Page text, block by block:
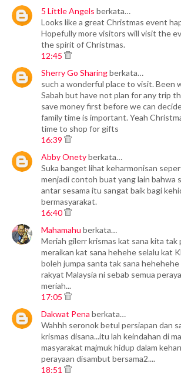
5 Little Angels berkata…
Looks like a great Christmas event
Hopefully more visitors will visit the
the spirit of Christmas.
12:45
Sherry Go Sharingberkata…
such a wonderful place to visit. Been
Sabah but have not plan for any trip
save money first before we can
family time is important. Yeah
time to shop for gifts
16:39
Abby Onetyberkata…
Suka banget lihat keharmonisan
menjadi contoh buat yang lain bahwa
antar sesama itu sangat baik bagi
bermasyarakat.
16:40
Mahamahu berkata…
Meriah gilerr krismas kat sana kita tak
meraikan kat sana hehehe selalu kat
boleh jumpa santa tak sana
rakyat Malaysia ni sebab semua
meriah...
17:05
Dakwat Pena berkata…
Wahhh seronok betul persiapan dan
krismas disana...itu lah keindahan di
masyarakat majmuk hidup dalam
perayaan disambut bersama2....
18:51